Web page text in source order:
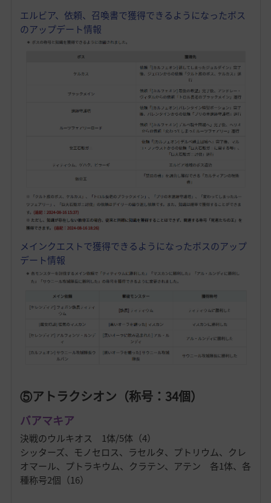
エルビア、依頼、召喚書で獲得できるようになったボス
のアップデート情報
メインクエストで獲得できるようになったボスのアップ
デート情報
⑤アトラクシオン（称号：34個）
バアマキア
決戦のウルキオス 1体/5体（4）
シッターズ、モノセロス、ラセルタ、プトリウム、クレ
オマール、プトラキウム、クラテン、アテン 各1体、各
種称号2個（16）